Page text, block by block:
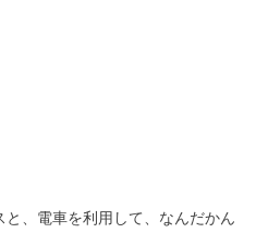
、電車を利用して、なんだかん